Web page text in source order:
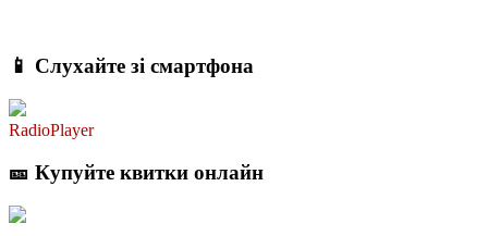
📱 Слухайте зі смартфона
RadioPlayer
🎫 Купуйте квитки онлайн